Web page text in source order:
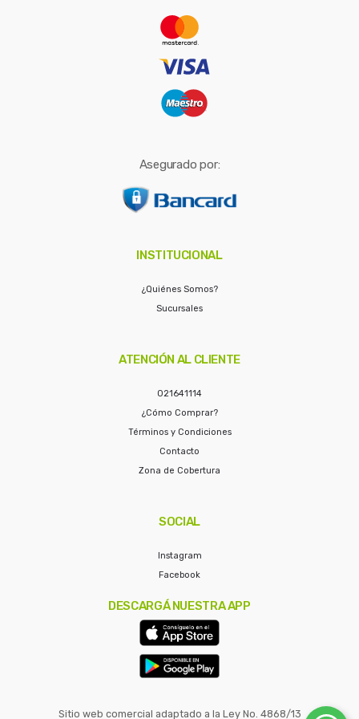
Asegurado por:
INSTITUCIONAL
¿Quiénes Somos?
Sucursales
ATENCIÓN AL CLIENTE
021641114
¿Cómo Comprar?
Términos y Condiciones
Contacto
Zona de Cobertura
SOCIAL
Instagram
Facebook
DESCARGÁ NUESTRA APP
Sitio web comercial adaptado a la Ley No. 4868/13